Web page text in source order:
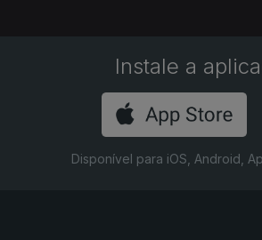
Instale a
Disponível para iOS, Android,